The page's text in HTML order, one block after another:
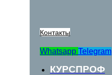
Контакты
Whatsapp Telegram
КУРСПРОФ